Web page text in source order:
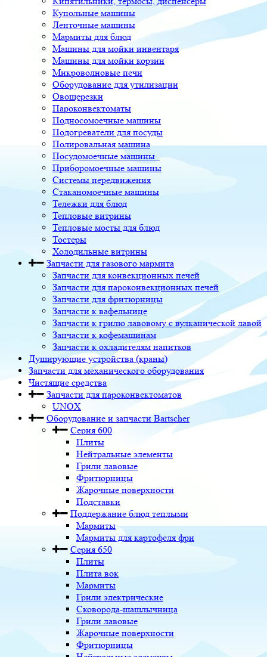
Купольные машины
Ленточные машины
Мармиты для блюд
Машины для мойки инвентаря
Машины для мойки корзин
Микроволновые печи
Оборудование для утилизации
Овощерезки
Пароконвектоматы
Подносомоечные машины
Подогреватели для посуды
Полировальная машина
Посудомоечные машины
Приборомоечные машины
Системы передвижения
Стаканомоечные машины
Тележки для блюд
Тепловые витрины
Тепловые мосты для блюд
Тостеры
Холодильные витрины
Запчасти для газового мармита
Запчасти для конвекционных печей
Запчасти для пароконвекционных печей
Запчасти для фритюрницы
Запчасти к вафельнице
Запчасти к грилю лавовому с вулканической лавой
Запчасти к кофемашинам
Запчасти к охладителям напитков
Душирующие устройства (краны)
Запчасти для механического оборудования
Чистящие средства
Запчасти для пароконвектоматов
UNOX
Оборудование и запчасти Bartscher
Серия 600
Плиты
Нейтральные элементы
Грили лавовые
Фритюрницы
Жарочные поверхности
Подставки
Поддержание блюд теплыми
Мармиты
Мармиты для картофеля фри
Серия 650
Плиты
Плита вок
Мармиты
Грили электрические
Сковорода-шашлычница
Грили лавовые
Жарочные поверхности
Фритюрницы